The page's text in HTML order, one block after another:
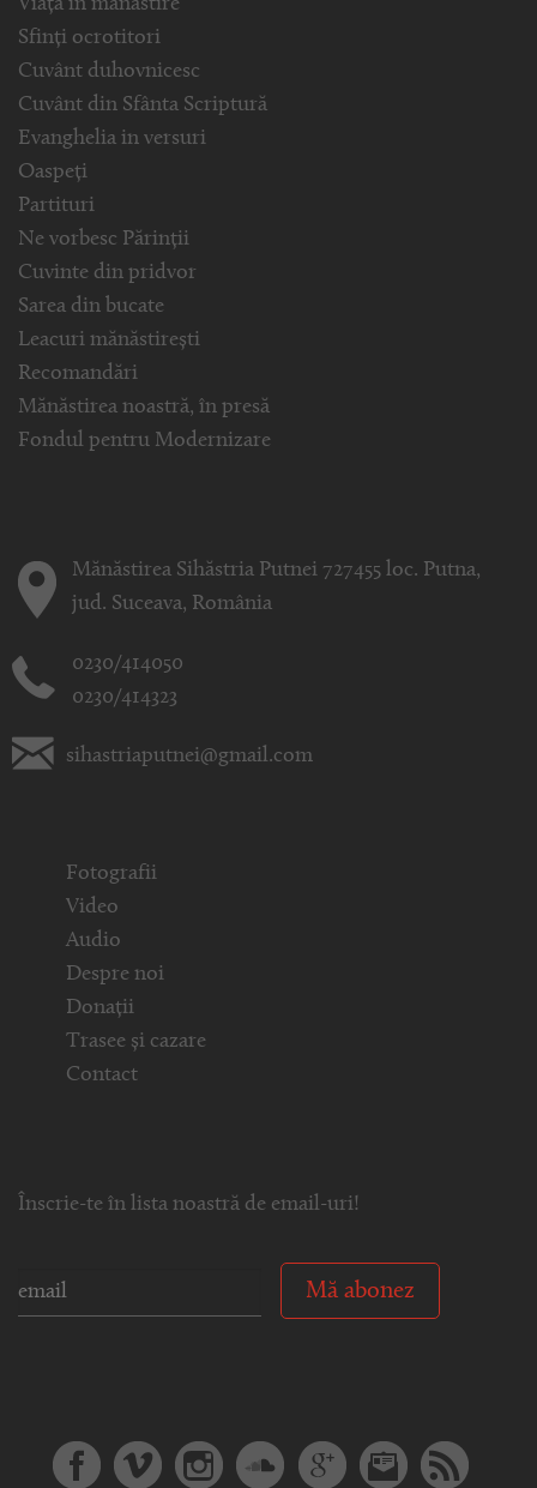
Viața în mănăstire
Sfinți ocrotitori
Cuvânt duhovnicesc
Cuvânt din Sfânta Scriptură
Evanghelia in versuri
Oaspeți
Partituri
Ne vorbesc Părinții
Cuvinte din pridvor
Sarea din bucate
Leacuri mănăstirești
Recomandări
Mănăstirea noastră, în presă
Fondul pentru Modernizare
Mănăstirea Sihăstria Putnei 727455 loc. Putna,
jud. Suceava, România
0230/414050
0230/414323
sihastriaputnei@gmail.com
Fotografii
Video
Audio
Despre noi
Donații
Trasee și cazare
Contact
Înscrie-te în lista noastră de email-uri!
Mă abonez